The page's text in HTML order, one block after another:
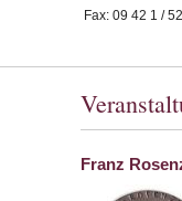
Fax: 09 42 1 /
Franz